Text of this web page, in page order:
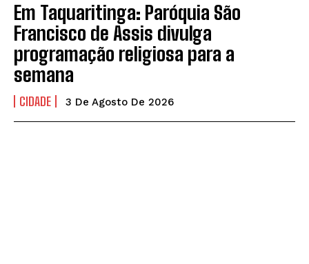
Em Taquaritinga: Paróquia São
Francisco de Assis divulga
programação religiosa para a
semana
CIDADE 3 De Agosto De 2026